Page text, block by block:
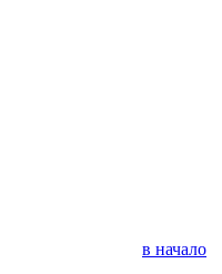
в начало